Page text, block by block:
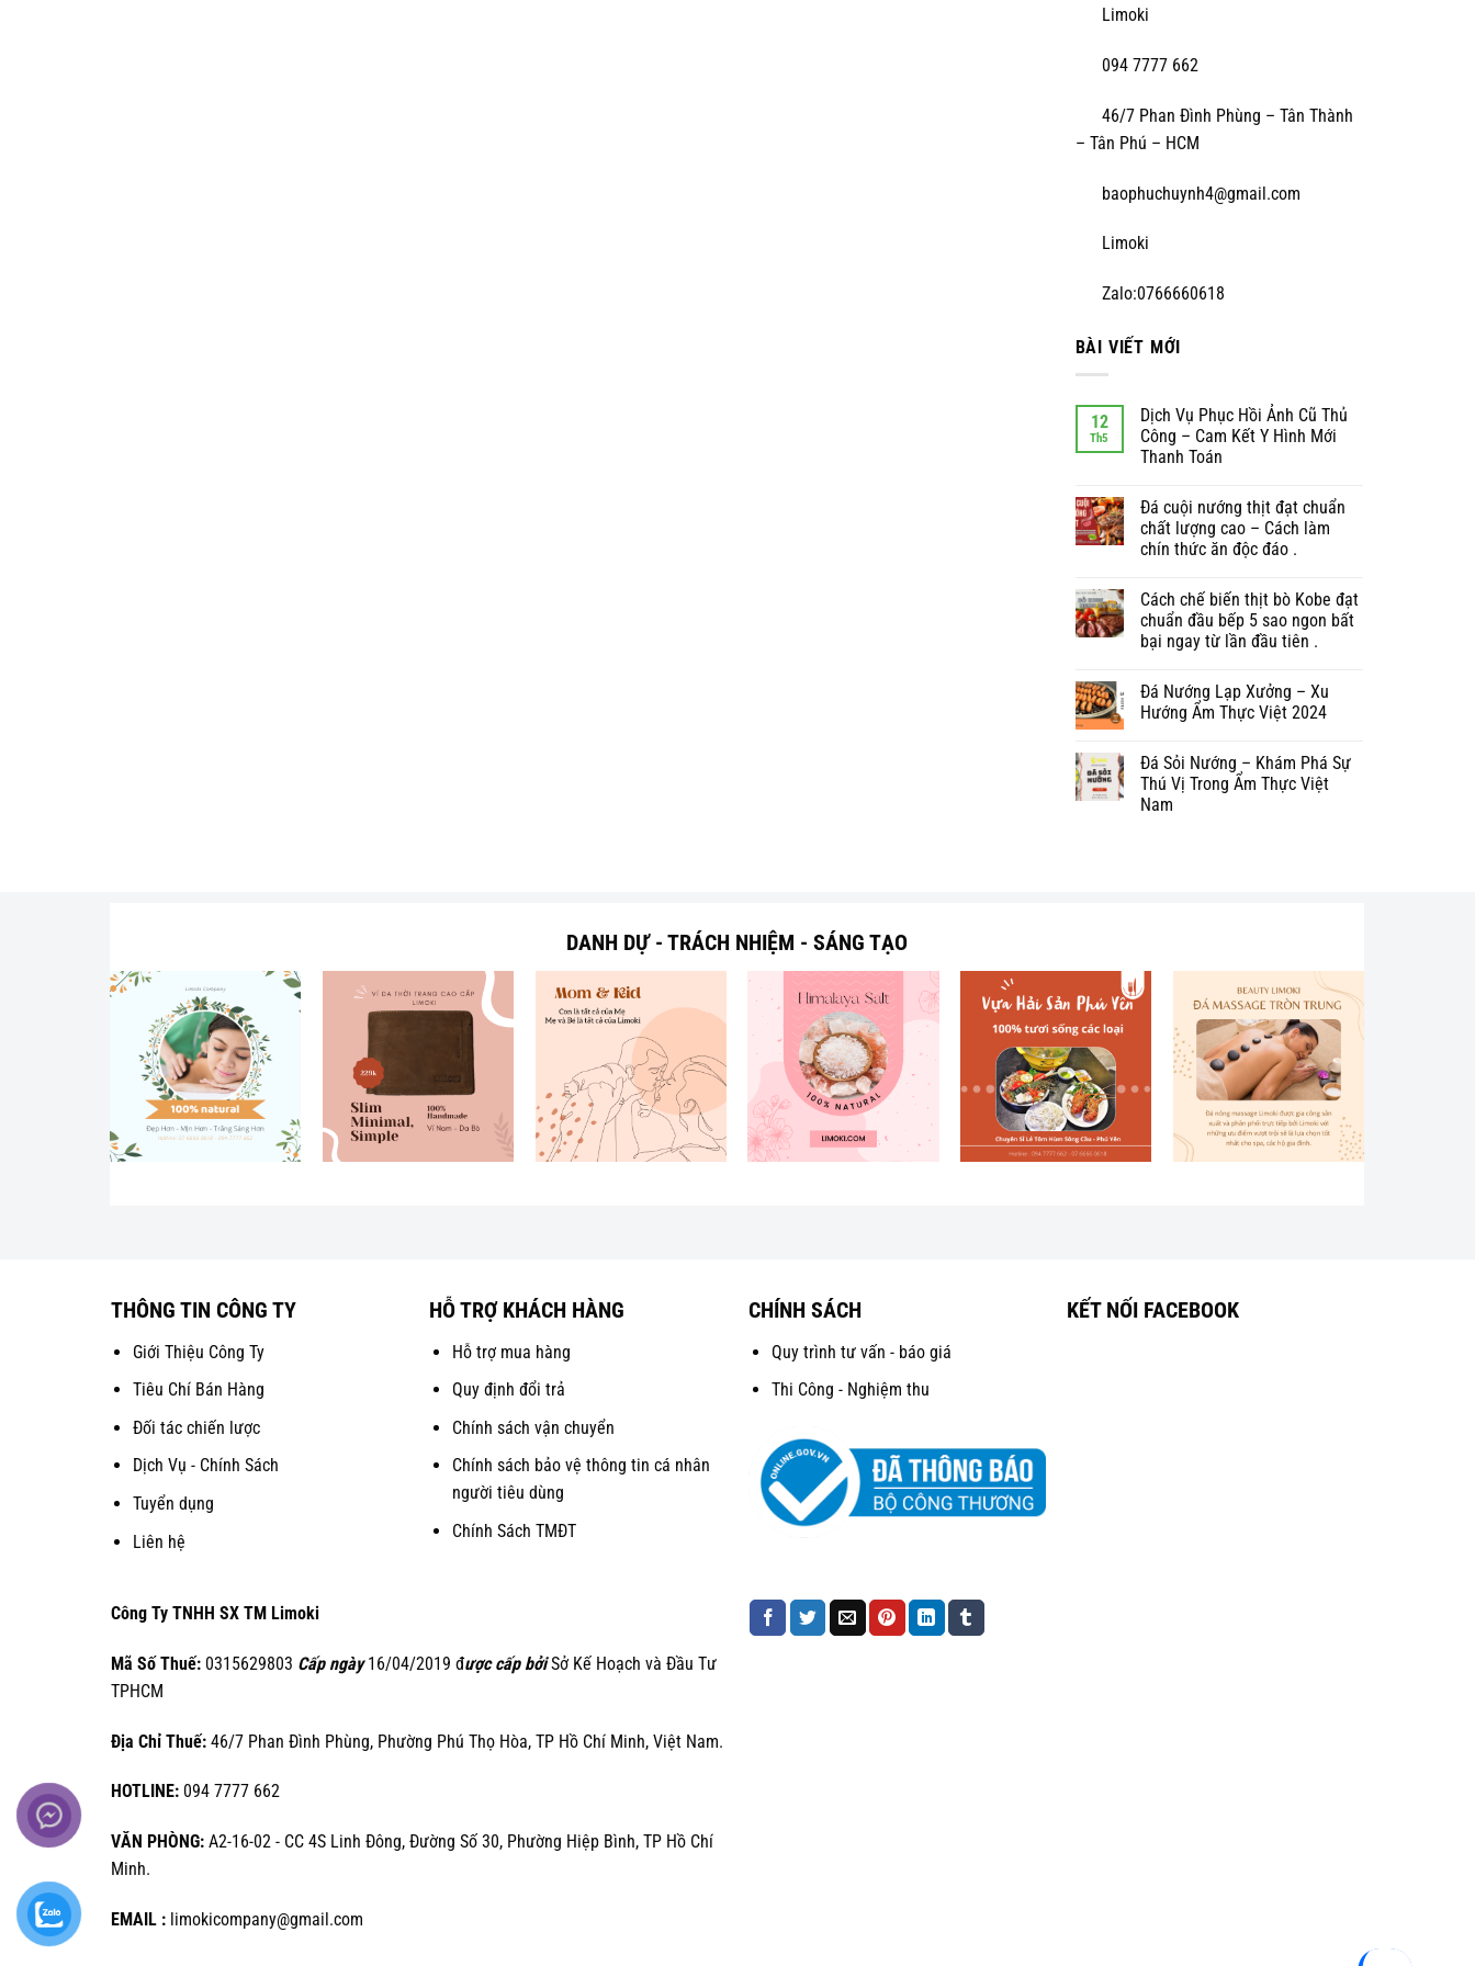
Limoki
094 7777 662
46/7 Phan Đình Phùng – Tân Thành
– Tân Phú – HCM
baophuchuynh4@gmail.com
Limoki
Zalo:0766660618
BÀI VIẾT MỚI
12
Th5
Dịch Vụ Phục Hồi Ảnh Cũ Thủ
Công – Cam Kết Y Hình Mới
Thanh Toán
Đá cuội nướng thịt đạt chuẩn
chất lượng cao – Cách làm
chín thức ăn độc đáo .
Cách chế biến thịt bò Kobe đạt
chuẩn đầu bếp 5 sao ngon bất
bại ngay từ lần đầu tiên .
Đá Nướng Lạp Xưởng – Xu
Hướng Ẩm Thực Việt 2024
Đá Sỏi Nướng – Khám Phá Sự
Thú Vị Trong Ẩm Thực Việt
Nam
DANH DỰ - TRÁCH NHIỆM - SÁNG TẠO
THÔNG TIN CÔNG TY
Giới Thiệu Công Ty
Tiêu Chí Bán Hàng
Đối tác chiến lược
Dịch Vụ - Chính Sách
Tuyển dụng
Liên hệ
HỖ TRỢ KHÁCH HÀNG
Hỗ trợ mua hàng
Quy định đổi trả
Chính sách vận chuyển
Chính sách bảo vệ thông tin cá nhân
người tiêu dùng
Chính Sách TMĐT
CHÍNH SÁCH
Quy trình tư vấn - báo giá
Thi Công - Nghiệm thu
KẾT NỐI FACEBOOK
Công Ty TNHH SX TM Limoki
Mã Số Thuế:0315629803 Cấp ngày16/04/2019 được cấp bởiSở Kế Hoạch và Đầu Tư
TPHCM
Địa Chỉ Thuế:46/7 Phan Đình Phùng, Phường Phú Thọ Hòa, TP Hồ Chí Minh, Việt Nam.
HOTLINE:094 7777 662
VĂN PHÒNG:A2-16-02 - CC 4S Linh Đông, Đường Số 30, Phường Hiệp Bình, TP Hồ Chí
Minh.
EMAIL :limokicompany@gmail.com